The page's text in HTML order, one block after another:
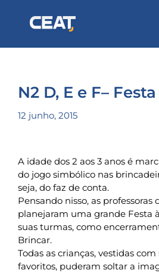
N2 D, E e F–
12 junho, 2015
A idade dos 2 aos 3 anos é
do jogo simbólico nas
seja, do faz de conta.
Pensando nisso, as professoras
planejaram uma grande Festa
suas turmas, como
Brincar.
Todas as crianças, vestidas
favoritos, puderam soltar a